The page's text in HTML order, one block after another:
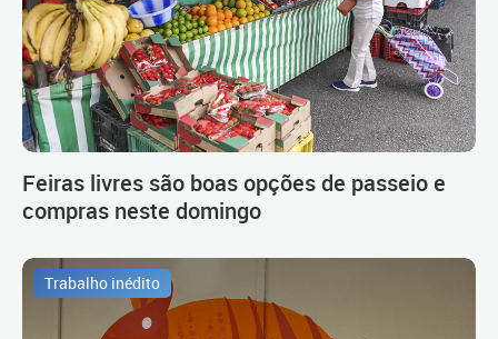
Feiras livres são boas opções de passeio e
compras neste domingo
Trabalho inédito